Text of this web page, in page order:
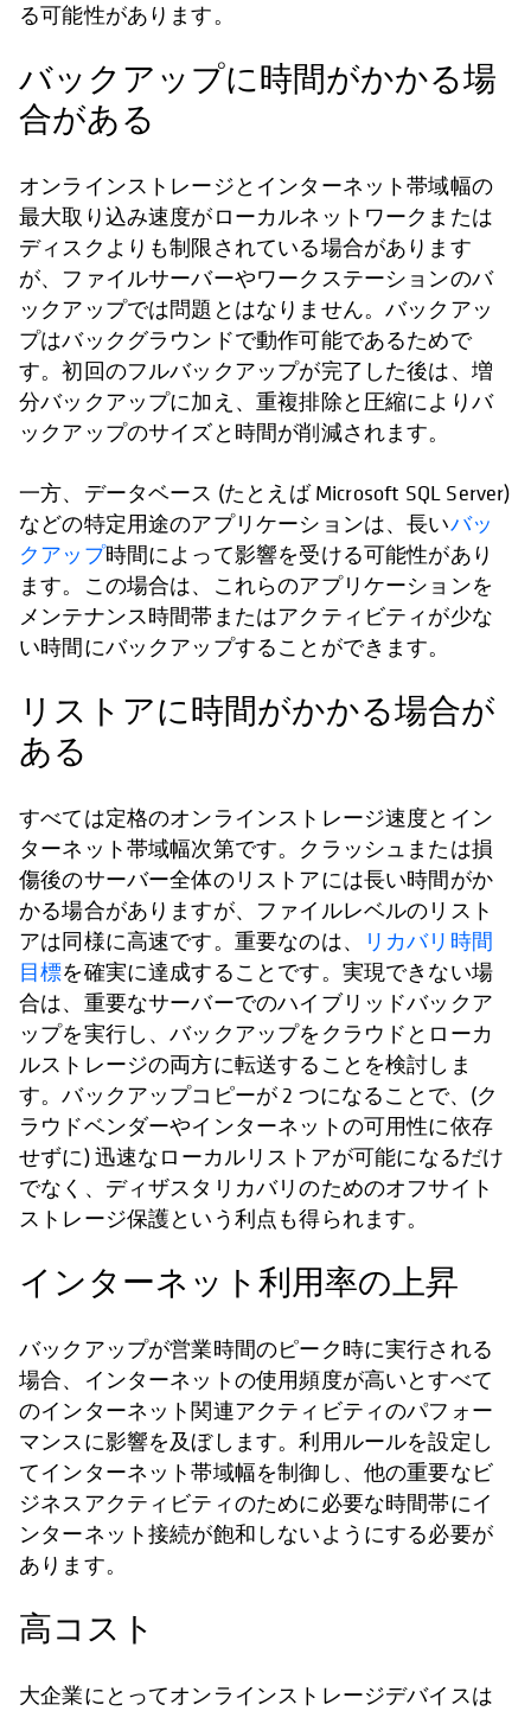
る可能性があります。
バックアップに時間がかかる場
合がある
オンラインストレージとインターネット帯域幅の
最大取り込み速度がローカルネットワークまたは
ディスクよりも制限されている場合があります
が、ファイルサーバーやワークステーションのバ
ックアップでは問題とはなりません。バックアッ
プはバックグラウンドで動作可能であるためで
す。初回のフルバックアップが完了した後は、増
分バックアップに加え、重複排除と圧縮によりバ
ックアップのサイズと時間が削減されます。
一方、データベース (たとえば Microsoft SQL Server)
などの特定用途のアプリケーションは、長いバッ
クアップ時間によって影響を受ける可能性があり
ます。この場合は、これらのアプリケーションを
メンテナンス時間帯またはアクティビティが少な
い時間にバックアップすることができます。
リストアに時間がかかる場合が
ある
すべては定格のオンラインストレージ速度とイン
ターネット帯域幅次第です。クラッシュまたは損
傷後のサーバー全体のリストアには長い時間がか
かる場合がありますが、ファイルレベルのリスト
アは同様に高速です。重要なのは、
リカバリ時間
目標を確実に達成することです。実現できない場
合は、重要なサーバーでのハイブリッドバックア
ップを実行し、バックアップをクラウドとローカ
ルストレージの両方に転送することを検討しま
す。バックアップコピーが 2 つになることで、(ク
ラウドベンダーやインターネットの可用性に依存
せずに) 迅速なローカルリストアが可能になるだけ
でなく、ディザスタリカバリのためのオフサイト
ストレージ保護という利点も得られます。
インターネット利用率の上昇
バックアップが営業時間のピーク時に実行される
場合、インターネットの使用頻度が高いとすべて
のインターネット関連アクティビティのパフォー
マンスに影響を及ぼします。利用ルールを設定し
てインターネット帯域幅を制御し、他の重要なビ
ジネスアクティビティのために必要な時間帯にイ
ンターネット接続が飽和しないようにする必要が
あります。
高コスト
大企業にとってオンラインストレージデバイスは